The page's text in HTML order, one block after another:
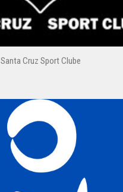
Santa Cruz Sport Clube